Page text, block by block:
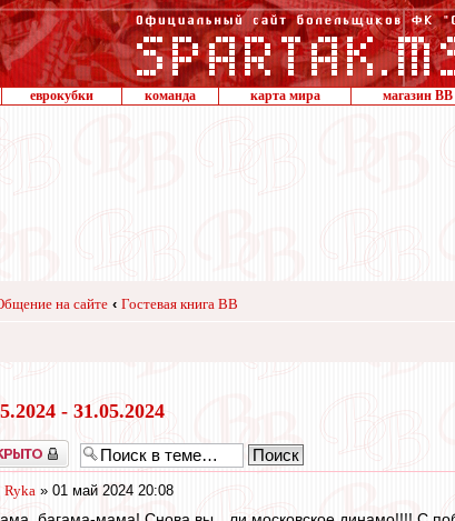
еврокубки команда карта мира магазин ВВ
на сайте ‹ Гостевая книга ВВ
- 31.05.2024
Ryka » 01 май 2024 20:08